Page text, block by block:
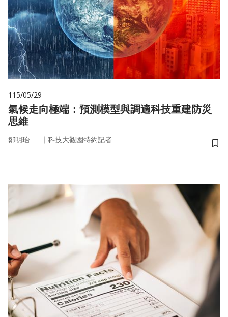
115/05/29
氣候走向極端：預測模型與調適科技重建防災
思維
鄒明珆 ｜ 科技大觀園特約記者
儲